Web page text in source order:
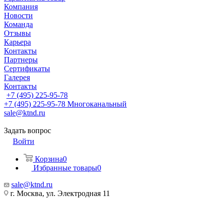
Компания
Новости
Команда
Отзывы
Карьера
Контакты
Партнеры
Сертификаты
Галерея
Контакты
+7 (495) 225-95-78
+7 (495) 225-95-78 Многоканальный
sale@ktnd.ru
Задать вопрос
Войти
Корзина0
Избранные товары0
sale@ktnd.ru
г. Москва, ул. Электродная 11